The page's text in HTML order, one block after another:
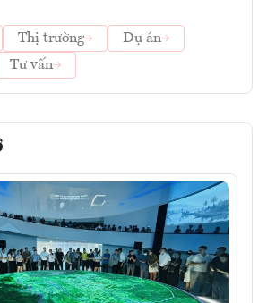
Thị trường
Dự án
Tư vấn